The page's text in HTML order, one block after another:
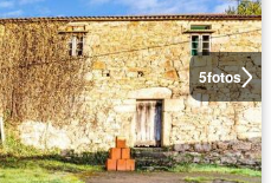
5fotos